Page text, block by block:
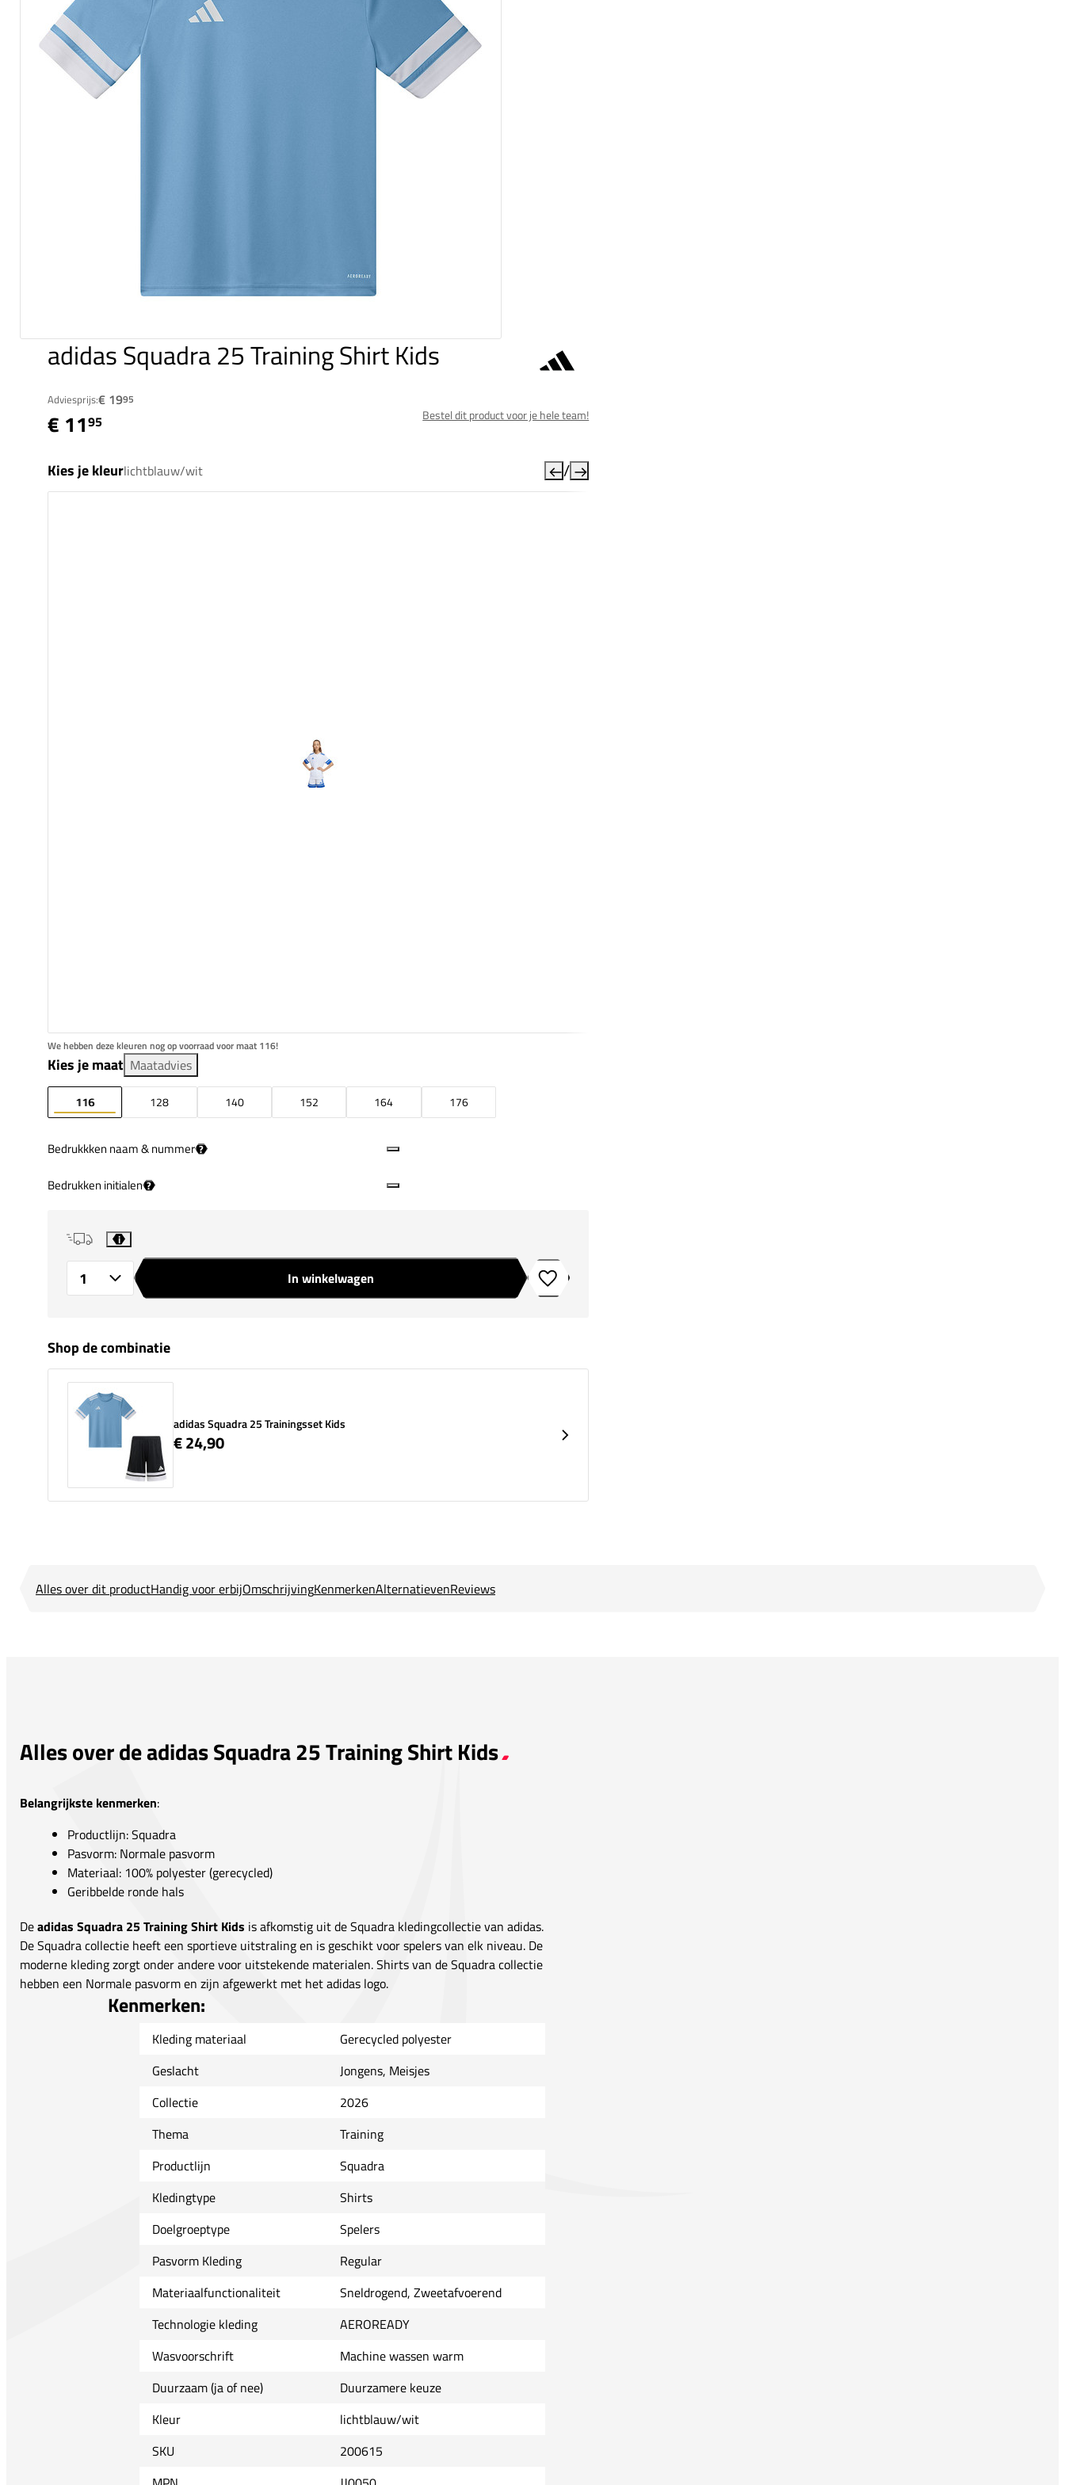
adidas Squadra 25 Training Shirt Kids
Adviesprijs:€ 1995
€ 1195 Bestel dit product voor je hele team!
Kies je kleurlichtblauw/wit /
We hebben deze kleuren nog op voorraad voor maat 116!
Kies je maat Maatadvies
116 128 140 152 164 176
Bedrukkken naam & nummer ?
Bedrukken initialen ?
i
In winkelwagen Toevoegen aan verlanglijstje
Shop de combinatie
adidas Squadra 25 Trainingsset Kids
€ 24,90
Alles over dit productHandig voor erbijOmschrijvingKenmerkenAlternatievenReviews
Alles over de adidas Squadra 25 Training Shirt Kids
Belangrijkste kenmerken:
Productlijn: Squadra
Pasvorm: Normale pasvorm
Materiaal: 100% polyester (gerecycled)
Geribbelde ronde hals
Deadidas Squadra 25 Training Shirt Kids is afkomstig uit de Squadra kledingcollectie van adidas.
De Squadra collectie heeft een sportieve uitstraling en is geschikt voor spelers van elk niveau. De
moderne kleding zorgt onder andere voor uitstekende materialen. Shirts van de Squadra collectie
hebben een Normale pasvorm en zijn afgewerkt met het adidas logo.
Kenmerken:
Kleding materiaal
Gerecycled polyester
Geslacht
Jongens, Meisjes
Collectie
2026
Thema
Training
Productlijn
Squadra
Kledingtype
Shirts
Doelgroeptype
Spelers
Pasvorm Kleding
Regular
Materiaalfunctionaliteit
Sneldrogend, Zweetafvoerend
Technologie kleding
AEROREADY
Wasvoorschrift
Machine wassen warm
Duurzaam (ja of nee)
Duurzamere keuze
Kleur
lichtblauw/wit
SKU
200615